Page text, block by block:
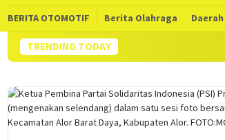
BERITA OTOMOTIF Berita Olahraga Daerah
TRENDING TODAY